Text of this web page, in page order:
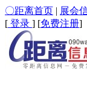
〇距离首页 | 展会
[ 登录 ] [免费注册]